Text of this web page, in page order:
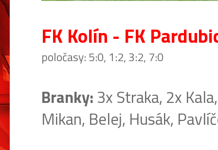
FK Kolín - FK
poločasy: 5:0, 1:2, 3:2, 7:0
Branky: 3x Straka, 2x
Mikan, Belej, Husák,